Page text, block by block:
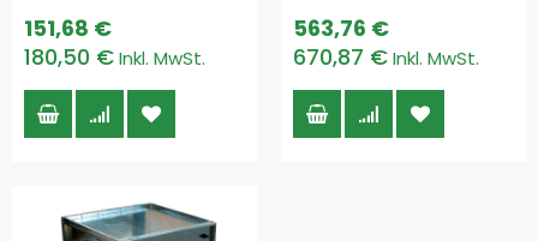
180,50 €
151,68 €
670,87 €
563,76 €